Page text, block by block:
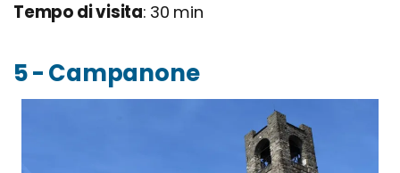
Tempo di visita: 30 min
5 - Campanone